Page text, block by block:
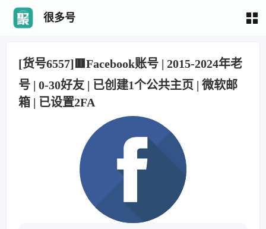
很多号
[货号6557]🟥Facebook账号 | 2015-2024年老
号 | 0-30好友 | 已创建1个公共主页 | 微软邮
箱 | 已设置2FA